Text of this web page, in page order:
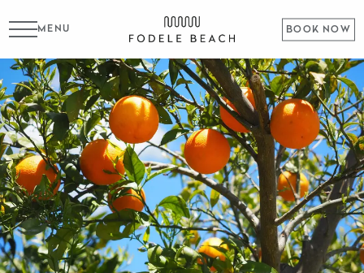
BOOK NOW
MENU